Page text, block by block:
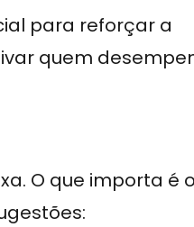
para reforçar a
quem
O que importa é